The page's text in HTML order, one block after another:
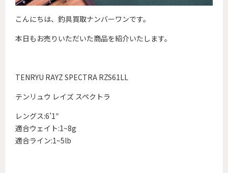
こんにちは、釣具買取ナンバーワンです。
本日もお売りいただいた商品を紹介いたします。
TENRYU RAYZ SPECTRA RZS61LL
テンリュウ レイズ スペクトラ
レングス:6’1″
適合ウェイト:1~8g
適合ライン:1~5lb